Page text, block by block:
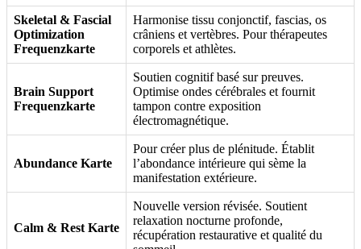
Skeletal & Fascial
Optimization
Frequenzkarte
Harmonise tissu conjonctif, fascias, os
crâniens et vertèbres. Pour thérapeutes
corporels et athlètes.
Brain Support
Frequenzkarte
Soutien cognitif basé sur preuves.
Optimise ondes cérébrales et fournit
tampon contre exposition
électromagnétique.
Abundance Karte
Pour créer plus de plénitude. Établit
l’abondance intérieure qui sème la
manifestation extérieure.
Calm & Rest Karte
Nouvelle version révisée. Soutient
relaxation nocturne profonde,
récupération restaurative et qualité du